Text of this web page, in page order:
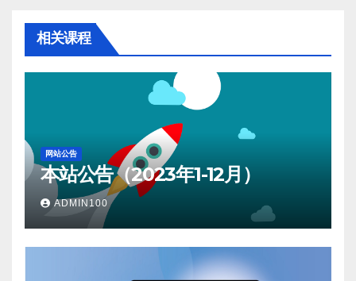
航
相关课程
网站公告
本站公告（2023年1-12月）
ADMIN100